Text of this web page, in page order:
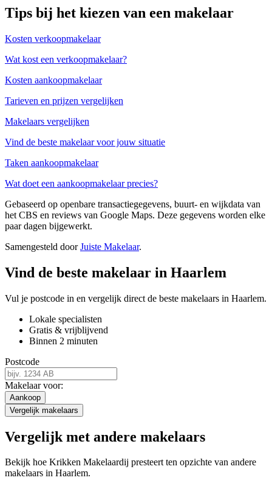
Tips bij het kiezen van een makelaar
Kosten verkoopmakelaar
Wat kost een verkoopmakelaar?
Kosten aankoopmakelaar
Tarieven en prijzen vergelijken
Makelaars vergelijken
Vind de beste makelaar voor jouw situatie
Taken aankoopmakelaar
Wat doet een aankoopmakelaar precies?
Gebaseerd op openbare transactiegegevens, buurt- en wijkdata van
het CBS en reviews van Google Maps. Deze gegevens worden elke
paar dagen bijgewerkt.
Samengesteld doorJuiste Makelaar.
Vind de beste makelaar in Haarlem
Vul je postcode in en vergelijk direct de beste makelaars in Haarlem.
Lokale specialisten
Gratis & vrijblijvend
Binnen 2 minuten
Postcode
Makelaar voor:
Aankoop
Vergelijk makelaars
Vergelijk met andere makelaars
Bekijk hoe Krikken Makelaardij presteert ten opzichte van andere
makelaars in Haarlem.